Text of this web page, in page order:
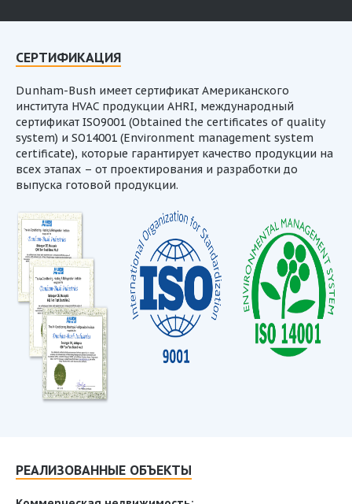
СЕРТИФИКАЦИЯ
Dunham-Bush имеет сертификат Американского
института HVAC продукции AHRI, международный
сертификат ISO9001 (Obtained the certificates of quality
system) и SO14001 (Environment management system
certificate), которые гарантирует качество продукции на
всех этапах – от проектирования и разработки до
выпуска готовой продукции.
РЕАЛИЗОВАННЫЕ ОБЪЕКТЫ